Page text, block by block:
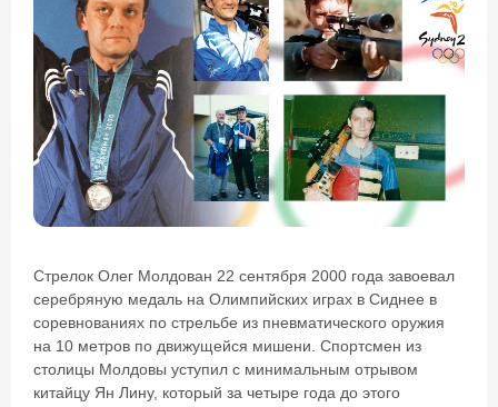
Стрелок Олег Молдован 22 сентября 2000 года завоевал
серебряную медаль на Олимпийских играх в Сиднее в
соревнованиях по стрельбе из пневматического оружия
на 10 метров по движущейся мишени. Спортсмен из
столицы Молдовы уступил с минимальным отрывом
китайцу Ян Лину, который за четыре года до этого